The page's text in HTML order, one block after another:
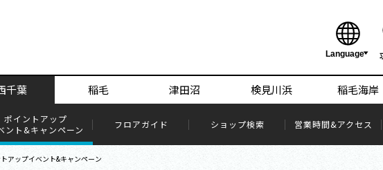
千葉 稲毛 津田沼 検見川浜 稲毛海岸
ポイントアップ
ント&キャンペーン
フロアガイド ショップ検索 営業時間&アクセス
アップイベント&キャンペーン